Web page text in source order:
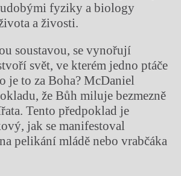
fyziky a biology
a živosti.
soustavou, se vynořují
svět, ve kterém jedno ptáče
je to za Boha? McDaniel
že Bůh miluje bezmezně
Tento předpoklad je
jak se manifestoval
pelikání mládě nebo vrabčáka